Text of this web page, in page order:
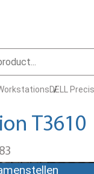
DELL
T3610